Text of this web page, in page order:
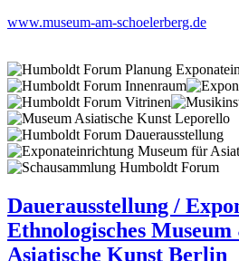
www.museum-am-schoelerberg.de
Dauerausstellung /
Ethnologisches
Asiatische Kunst Berlin